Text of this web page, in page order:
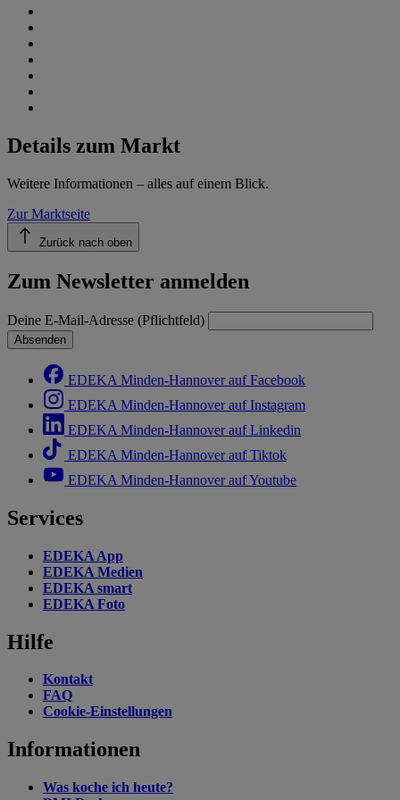
Details zum Markt
Weitere Informationen – alles auf einem Blick.
Zur Marktseite
Zurück nach oben
Zum Newsletter anmelden
Deine E-Mail-Adresse (Pflichtfeld)
Absenden
EDEKA Minden-Hannover auf Facebook
EDEKA Minden-Hannover auf Instagram
EDEKA Minden-Hannover auf Linkedin
EDEKA Minden-Hannover auf Tiktok
EDEKA Minden-Hannover auf Youtube
Services
EDEKA App
EDEKA Medien
EDEKA smart
EDEKA Foto
Hilfe
Kontakt
FAQ
Cookie-Einstellungen
Informationen
Was koche ich heute?